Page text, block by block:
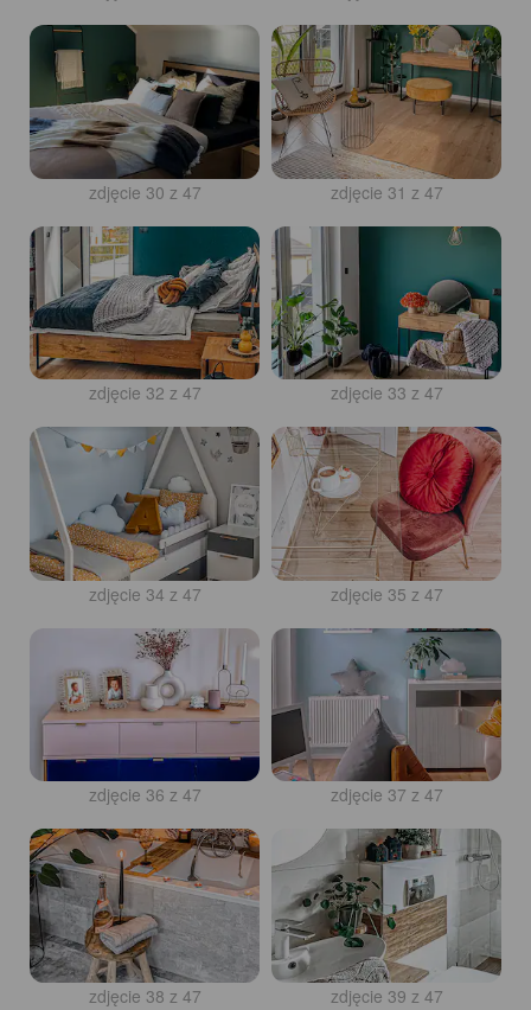
zdjęcie 29 z 47 zdjęcie 30 z 47
zdjęcie 31 z 47 zdjęcie 32 z 47
zdjęcie 33 z 47 zdjęcie 34 z 47
zdjęcie 36 z 47
zdjęcie 37 z 47 zdjęcie 38 z 47